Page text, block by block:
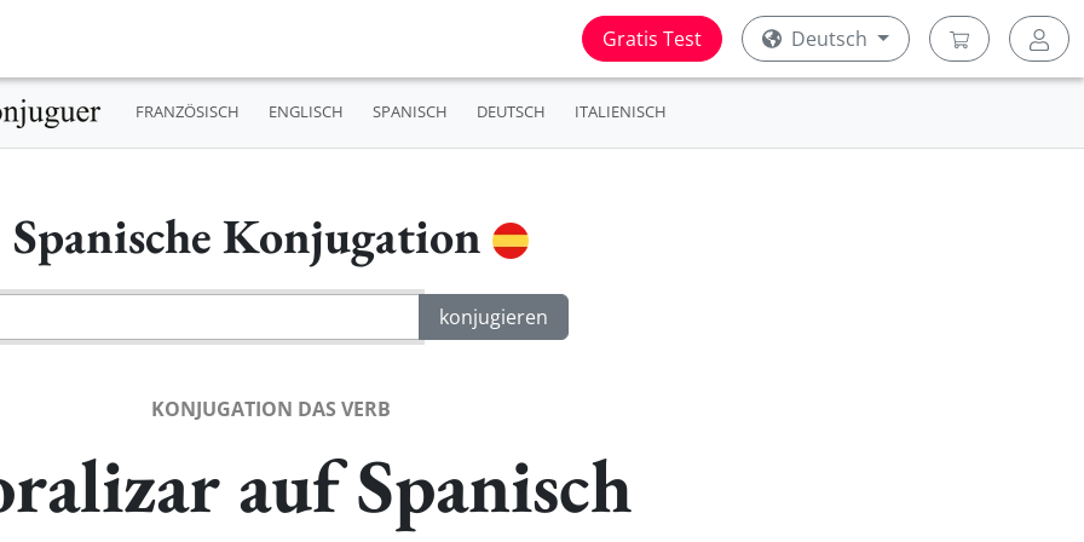
Gratis Test Deutsch
FRANZÖSISCH ENGLISCH SPANISCH DEUTSCH ITALIENISCH
Spanische Konjugation
KONJUGATION DAS VERB
auf Spanisch